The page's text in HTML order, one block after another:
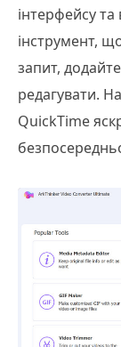
інтерфейсу та
інструмент,
запит,
редагувати.
QuickTime